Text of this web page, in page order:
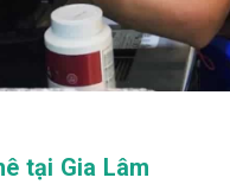
tại Gia Lâm